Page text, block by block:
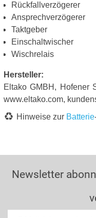
Rückfallverzögerer
Ansprechverzögerer
Taktgeber
Einschaltwischer
Wischrelais
Hersteller:
Eltako GMBH, Hofener
www.eltako.com,
Hinweise zur Batterie
Newsletter